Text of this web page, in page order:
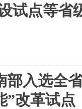
试点等省
部入选全
”改革试点